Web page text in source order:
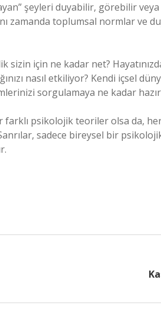
şeyleri duyabilir, görebilir
zamanda toplumsal normlar ve
sizin için ne kadar net?
nasıl etkiliyor? Kendi içsel
sorgulamaya ne kadar
psikolojik teoriler olsa da,
sadece bireysel bir